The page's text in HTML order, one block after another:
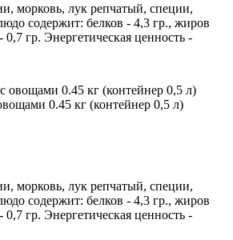
морковь, лук репчатый, специи,
содержит: белков - 4,3 гр., жиров
0,7 гр. Энергетическая ценность -
0.45 кг (контейнер 0,5 л)
морковь, лук репчатый, специи,
содержит: белков - 4,3 гр., жиров
0,7 гр. Энергетическая ценность -